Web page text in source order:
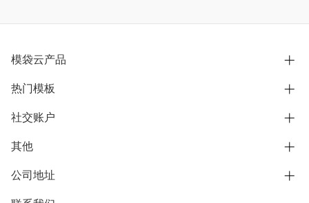
模袋云产品
别墅设计营销
模型协同展示分享
别墅社区
热门模板
欧式别墅
中式别墅
社交账户
B站
抖音
微信公众号
其他
用户服务协议
隐私政策
公司地址